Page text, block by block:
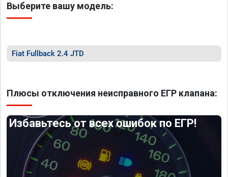
Выберите вашу модель:
Fiat Fullback 2.4 JTD
Плюсы отключения неисправного ЕГР клапана:
Избавьтесь от всех ошибок по ЕГР!